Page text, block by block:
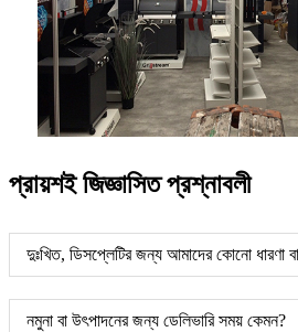
প্রায়শই জিজ্ঞাসিত প্রশ্নাবলী
দুঃখিত, ডিসপ্লেটির জন্য আমাদের কোনো ধারণা
নমুনা বা উৎপাদনের জন্য ডেলিভারি সময় কেমন?